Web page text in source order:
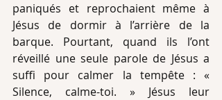
paniqués et reprochaient même à
Jésus de dormir à l’arrière de la
barque. Pourtant, quand ils l’ont
réveillé une seule parole de Jésus a
suffi pour calmer la tempête : «
Silence, calme-toi. » Jésus leur